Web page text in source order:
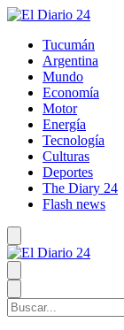
Tucumán
Argentina
Mundo
Economía
Motor
Energía
Tecnología
Culturas
Deportes
The Diary 24
Flash news